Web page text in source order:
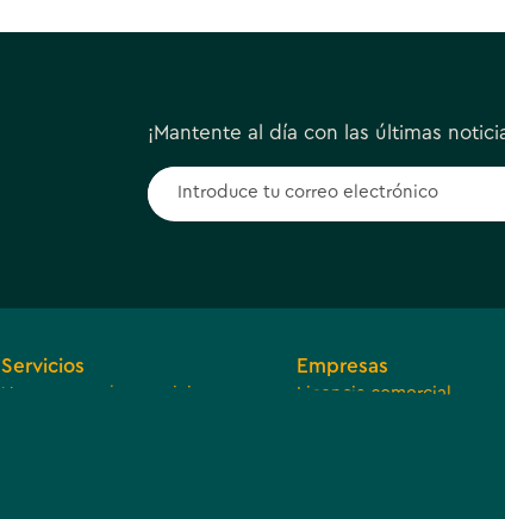
¡Mantente al día con las últimas
Servicios
Navegar por los servicios
Empresas
Licencia comercial